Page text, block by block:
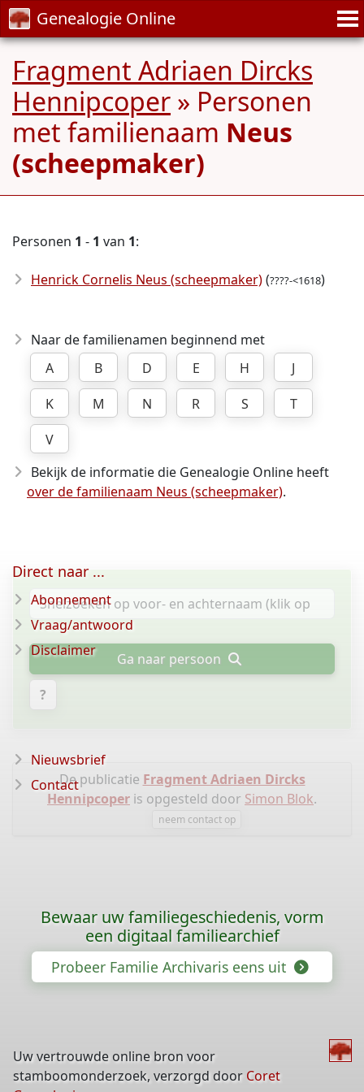
Genealogie Online
Fragment Adriaen Dircks
Hennipcoper » Personen
met familienaam Neus
(scheepmaker)
Personen 1 - 1 van 1:
Henrick Cornelis Neus (scheepmaker)(????-<1618)
Naar de familienamen beginnend met
A
B D E H
J
K
M N R S
T
V
Bekijk de informatie die Genealogie Online heeft
over de familienaam Neus (scheepmaker).
Ga naar persoon
?
De publicatie Fragment Adriaen Dircks
Hennipcoper is opgesteld door Simon Blok.
neem contact op
Direct naar ...
Abonnement
Vraag/antwoord
Disclaimer
Nieuwsbrief
Contact
Bewaar uw familiegeschiedenis, vorm
een digitaal familiearchief
Probeer Familie Archivaris eens uit
Uw vertrouwde online bron voor
stamboomonderzoek, verzorgd door Coret